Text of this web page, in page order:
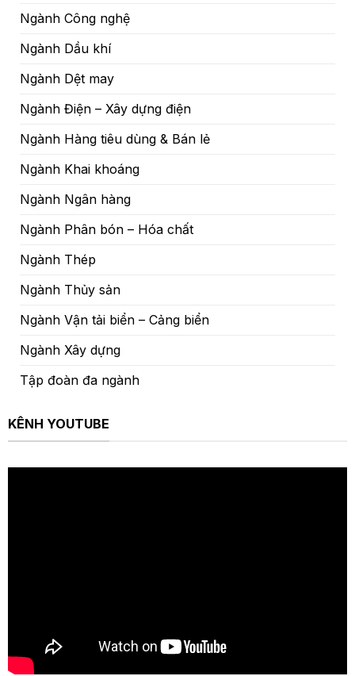
Ngành Công nghệ
Ngành Dầu khí
Ngành Dệt may
Ngành Điện – Xây dựng điện
Ngành Hàng tiêu dùng & Bán lẻ
Ngành Khai khoáng
Ngành Ngân hàng
Ngành Phân bón – Hóa chất
Ngành Thép
Ngành Thủy sản
Ngành Vận tải biển – Cảng biển
Ngành Xây dựng
Tập đoàn đa ngành
KÊNH YOUTUBE